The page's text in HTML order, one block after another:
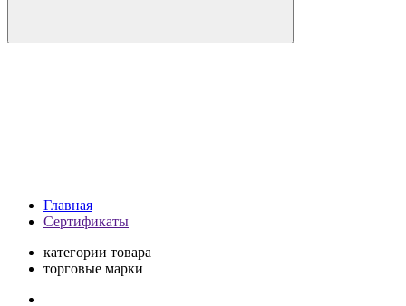
Главная
Сертификаты
категории товара
торговые марки